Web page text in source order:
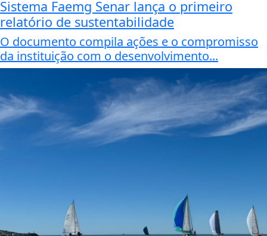
Sistema Faemg Senar lança o primeiro
relatório de sustentabilidade
O documento compila ações e o compromisso
da instituição com o desenvolvimento...